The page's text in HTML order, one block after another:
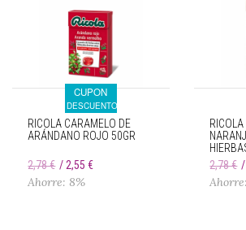
CUPON
DESCUENTO
RICOLA CARAMELO DE
ARÁNDANO ROJO 50GR
2,78 € 2,55 €
Ahorre: 8%
2,78 €